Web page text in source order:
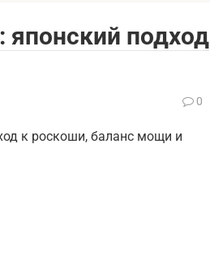
подход
0
к роскоши, баланс мощи и